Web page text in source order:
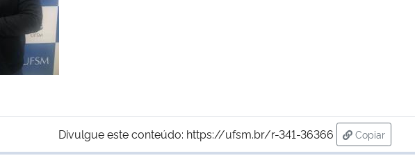
Divulgue este conteúdo: https://ufsm.br/r-341-36366
Copiar
para área